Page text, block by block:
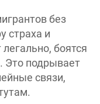
без
страха и
боятся
Это подрывает
связи,